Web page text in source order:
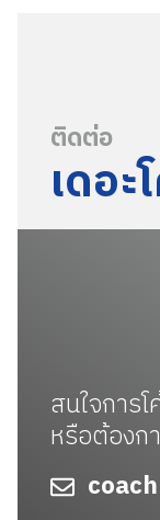
ติดต่อ
เดอะ
สนใจการ
หรือต้องก